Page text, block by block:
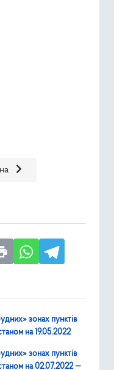
обстановка в умовно
стаття: Радіаційна
зонах пунктів
на 19.05.2022
зонах пунктів
на 02.07.2022 —